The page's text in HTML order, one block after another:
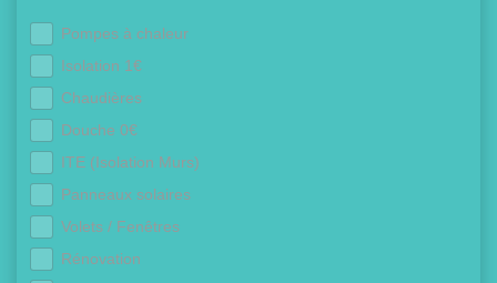
Pompes à chaleur
Isolation 1€
Chaudières
Douche 0€
ITE (Isolation Murs)
Panneaux solaires
Volets / Fenêtres
Rénovation